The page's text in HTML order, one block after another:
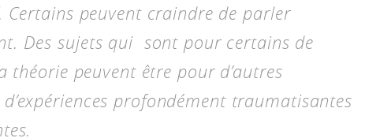
Certains peuvent craindre de parler
Des sujets qui sont pour certains de
théorie peuvent être pour d’autres
profondément traumatisantes